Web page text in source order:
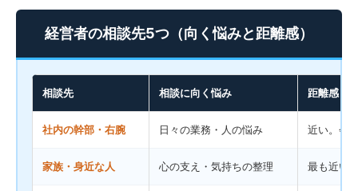
経営者の相談先5つ（向く悩みと距離感）
相談先 相談に向く悩み 距離感
社内の幹部・右腕 日々の業務・人の悩み 近い。会
家族・身近な人 心の支え・気持ちの整理 最も近い